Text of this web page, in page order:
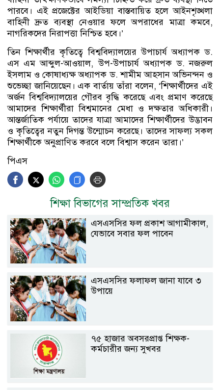
পারবে। এই প্রজেক্টের আইডিয়া বাস্তবায়িত হলে আইনশৃঙ্খলা
বাহিনী দ্রুত ব্যবস্থা নেওয়ার ফলে অপরাধের মাত্রা কমবে,
নাগরিকদের নিরাপত্তা নিশ্চিত হবে।’
তিন শিক্ষার্থীর কৃতিত্বে বিশ্ববিদ্যালয়ের উপাচার্য অধ্যাপক ড.
এস এম আব্দুল-আওয়াল, উপ-উপাচার্য অধ্যাপক ড. নজরুল
ইসলাম ও কোষাধ্যক্ষ অধ্যাপক ড. শামীম আহসান অভিনন্দন ও
শুভেচ্ছা জানিয়েছেন। এক বার্তায় তাঁরা বলেন, ‘শিক্ষার্থীদের এই
অর্জন বিশ্ববিদ্যালয়ের গৌরব বৃদ্ধি করেছে এবং প্রমাণ করেছে
আমাদের শিক্ষার্থীরা বিশ্বমানের মেধা ও দক্ষতার অধিকারী।
আন্তর্জাতিক পর্যায়ে তাদের যাত্রা আমাদের শিক্ষার্থীদের উদ্ভাবন
ও কৃতিত্বের নতুন দিগন্ত উন্মোচন করেছে। তাদের সাফল্য সকল
শিক্ষার্থীকে অনুপ্রাণিত করবে বলে বিশ্বাস করেন তারা।’
পিএস
শিক্ষা বিভাগের সাম্প্রতিক খবর
এসএসসির ফল প্রকাশ আগামীকাল,
যেভাবে সবার ফল পাবেন
এসএসসির ফলাফল জানা যাবে ৩
উপায়ে
৭৫ হাজার অবসরপ্রাপ্ত শিক্ষক-
কর্মচারীর জন্য সুখবর